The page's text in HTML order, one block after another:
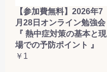
【参加費無料】2026年7
月28日オンライン勉強会
『 熱中症対策の基本と現
場での予防ポイント 』
￥1